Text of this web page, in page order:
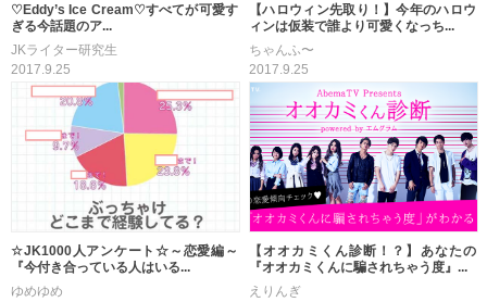
♡Eddy’s Ice Cream♡すべてが可愛す
ぎる今話題のア...
JKライター研究生
2017.9.25
【ハロウィン先取り！】今年のハロウ
ィンは仮装で誰より可愛くなっち...
ちゃんふ〜
2017.9.25
☆JK1000人アンケート☆～恋愛編～
『今付き合っている人はいる...
ゆめゆめ
【オオカミくん診断！？】あなたの
『オオカミくんに騙されちゃう度』...
えりんぎ